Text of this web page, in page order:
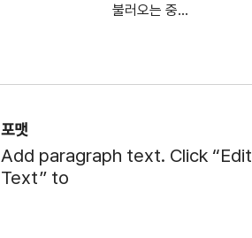
불러오는 중...
포맷
Add paragraph text. Click “Edit
Text” to